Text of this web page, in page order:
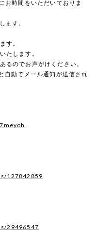
お時間をいただいておりま
ます。
す。
たします。
るのでお声がけください。
自動でメール通知が送信され
127842859
29496547